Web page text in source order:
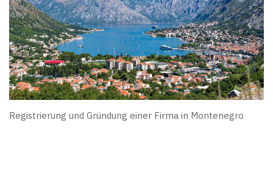
Registrierung und Gründung einer Firma in Montenegro